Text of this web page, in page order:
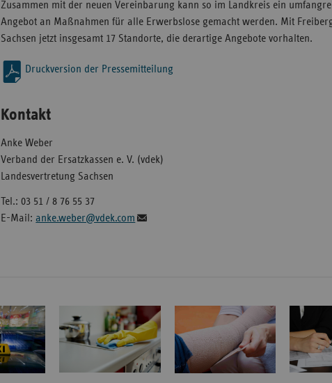
Zusammen mit der neuen Vereinbarung kann so im Landkreis ein
Angebot an Maßnahmen für alle Erwerbslose gemacht werden. Mit
Sachsen jetzt insgesamt 17 Standorte, die derartige Angebote vorhalten.
Druckversion der Pressemitteilung
Kontakt
Anke Weber
Verband der Ersatzkassen e. V. (vdek)
Landesvertretung Sachsen
Tel.: 03 51 / 8 76 55 37
E-Mail: anke.weber@vdek.com